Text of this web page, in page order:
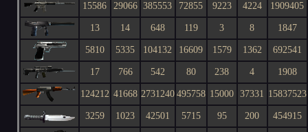
15586 29066 385553 72855 9223 4224 1909405
13 14 648 119 3 8 1847
5810 5335 104132 16609 1579 1362 692541
17 766 542 80 238 4 1908
124212 41668 2731240 495758 15000 37331 15837523
3259 1023 42501 5715 95 200 454915